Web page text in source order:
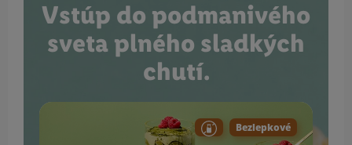
Vstúp do podmanivého
sveta plného sladkých
chutí.
Bezlepkové